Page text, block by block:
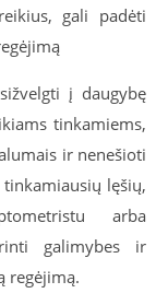
gali padėti
į daugybę
tinkamiems,
ir nenešioti
lęšių,
arba
galimybes ir
regėjimą.